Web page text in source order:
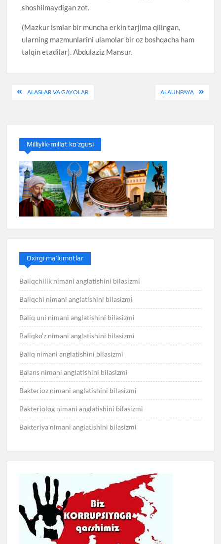
shoshilmaydigan zot.
(Mazkur ismlar bir muncha erkin tarjima qilingan,
ularning mazmunlarini ulamolar bir oz boshqacha ham
talqin etadilar). Abdulaziz Mansur.
PostALASLAR VA GAYOLAR ALAUNPAYA
Milliylik-millat ko’zgusi
Oxirgi ma’lumotlar
Baliqchilik nimani anglatishini bilasizmi
Baliqchi nimani anglatishini bilasizmi
Baliq uni nimani anglatishini bilasizmi
Baliqko’z nimani anglatishini bilasizmi
Baliq nimani anglatishini bilasizmi
Balans nimani anglatishini bilasizmi
Bakterioz nimani anglatishini bilasizmi
Bakteriolog nimani anglatishini bilasizmi
Bakteriya nimani anglatishini bilasizmi